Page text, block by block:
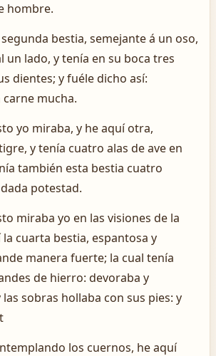
hombre.
bestia, semejante á un oso,
un lado, y tenía en su boca tres
dientes; y fuéle dicho así:
mucha.
yo miraba, y he aquí otra,
y tenía cuatro alas de ave en
también esta bestia cuatro
potestad.
miraba yo en las visiones de la
la cuarta bestia, espantosa y
manera fuerte; la cual tenía
de hierro: devoraba y
sobras hollaba con sus pies: y
los cuernos, he aquí